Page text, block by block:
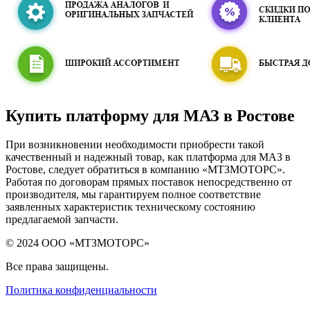
Купить платформу для МАЗ в Ростове
При возникновении необходимости приобрести такой
качественный и надежный товар, как платформа для МАЗ в
Ростове, следует обратиться в компанию «МТЗМОТОРС».
Работая по договорам прямых поставок непосредственно от
производителя, мы гарантируем полное соответствие
заявленных характеристик техническому состоянию
предлагаемой запчасти.
© 2024 ООО «МТЗМОТОРС»
Все права защищены.
Политика конфиденциальности